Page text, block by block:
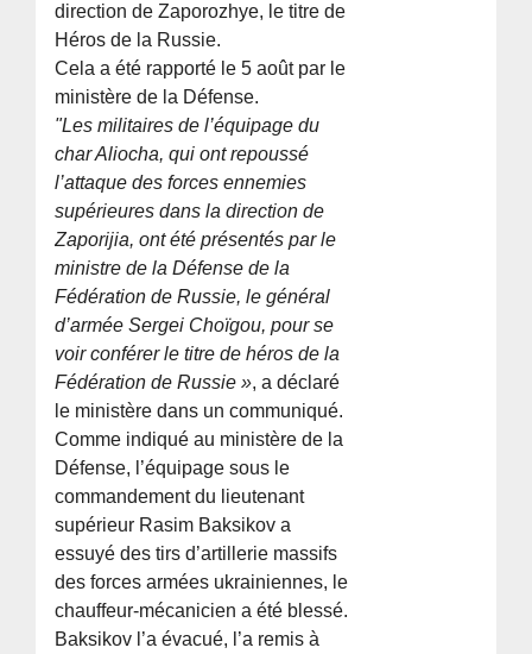
direction de Zaporozhye, le titre de
Héros de la Russie.
Cela a été rapporté le 5 août par le
ministère de la Défense.
"Les militaires de l’équipage du
char Aliocha, qui ont repoussé
l’attaque des forces ennemies
supérieures dans la direction de
Zaporijia, ont été présentés par le
ministre de la Défense de la
Fédération de Russie, le général
d’armée Sergei Choïgou, pour se
voir conférer le titre de héros de la
Fédération de Russie », a déclaré
le ministère dans un communiqué.
Comme indiqué au ministère de la
Défense, l’équipage sous le
commandement du lieutenant
supérieur Rasim Baksikov a
essuyé des tirs d’artillerie massifs
des forces armées ukrainiennes, le
chauffeur-mécanicien a été blessé.
Baksikov l’a évacué, l’a remis à